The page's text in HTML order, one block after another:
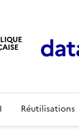
Réutilisations